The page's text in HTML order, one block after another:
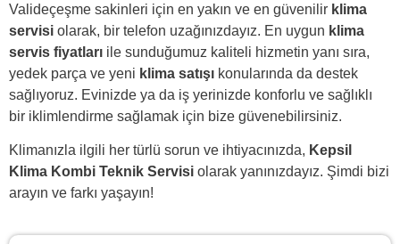
Valideçeşme sakinleri için en yakın ve en güvenilir klima
servisi olarak, bir telefon uzağınızdayız. En uygun klima
servis fiyatları ile sunduğumuz kaliteli hizmetin yanı sıra,
yedek parça ve yeni klima satışı konularında da destek
sağlıyoruz. Evinizde ya da iş yerinizde konforlu ve sağlıklı
bir iklimlendirme sağlamak için bize güvenebilirsiniz.
Klimanızla ilgili her türlü sorun ve ihtiyacınızda, Kepsil
Klima Kombi Teknik Servisi olarak yanınızdayız. Şimdi bizi
arayın ve farkı yaşayın!